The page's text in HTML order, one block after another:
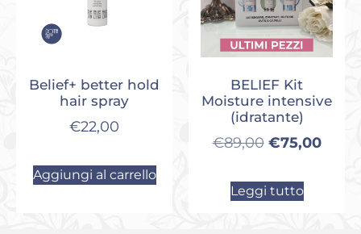
Belief+ better hold
hair spray
€22,00
Aggiungi al carrello
BELIEF Kit
Moisture intensive
(idratante)
€89,00 €75,00
Leggi tutto